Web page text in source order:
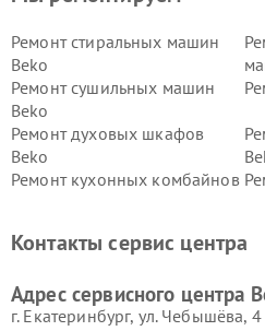
Ремонт стиральных машин
Beko
Ремонт сушильных машин
Beko
Ремонт духовых шкафов
Beko
Ремонт кухонных комбайнов
Ремонт холодильников Beko
Контакты сервис центра
Адрес сервисного центра
г. Екатеринбург, ул. Чебышёва, 4